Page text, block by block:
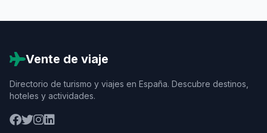
Vente de viaje
Directorio de turismo y viajes en España. Descubre destinos,
hoteles y actividades.